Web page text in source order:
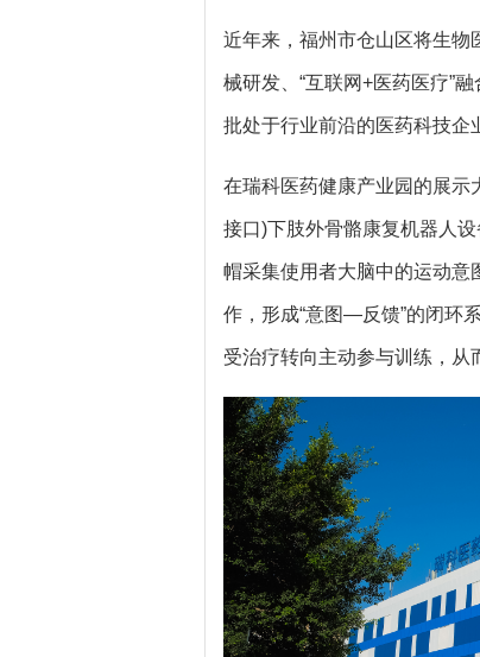
近年来，福州市仓山区将生物
械研发、“互联网+医药医疗”
批处于行业前沿的医药科技企
在瑞科医药健康产业园的展示
接口)下肢外骨骼康复机器人
帽采集使用者大脑中的运动意
作，形成“意图—反馈”的闭环
受治疗转向主动参与训练，从